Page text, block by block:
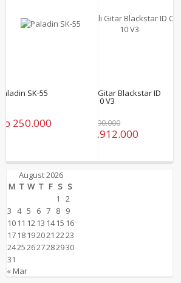
Ampli Gitar Blackstar ID
Rp 2.390.000
August 2026
M T W T F S S
1
2
3 4 5 6 7 8 9
1011 1213 1415 16
1718192021 2223
24252627282930
31
« Mar